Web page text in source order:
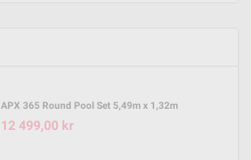
APX 365 Round Pool Set 5,49m x 1,32m
12 499,00 kr